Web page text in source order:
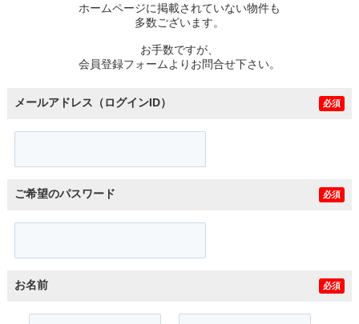
ホームページに掲載されていない物件も
多数ございます。
お手数ですが、
会員登録フォームよりお問合せ下さい。
メールアドレス（ログインID） 必須
ご希望のパスワード 必須
お名前 必須